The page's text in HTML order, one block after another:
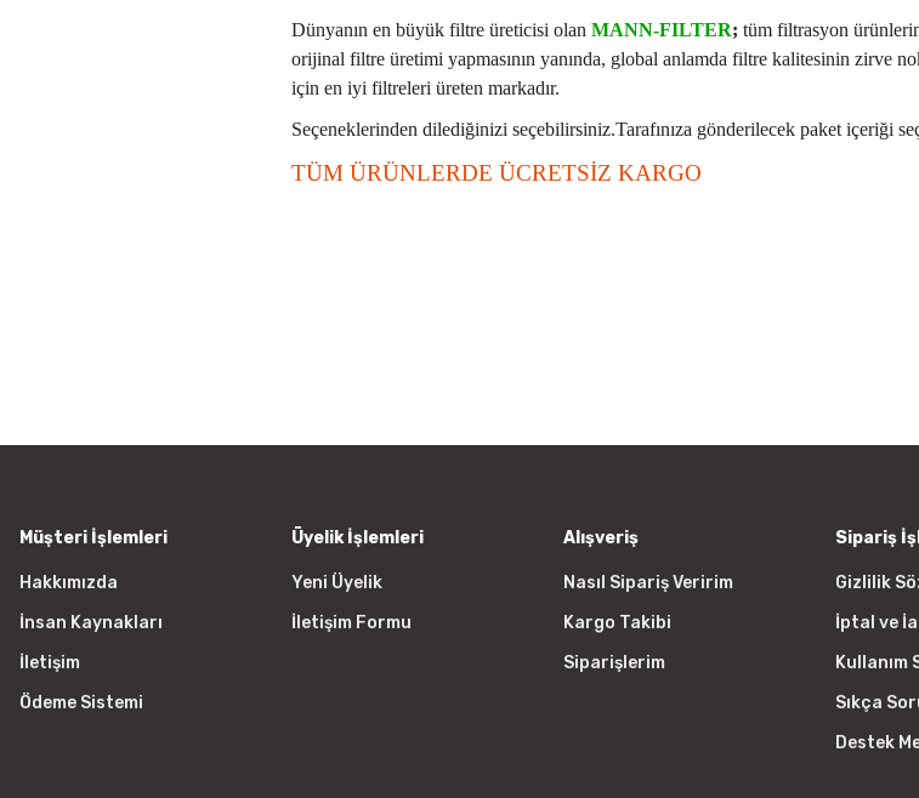
Dünyanın en büyük filtre üreticisi olan MANN-FILTER; tüm filtrasyon
orijinal filtre üretimi yapmasının yanında, global anlamda filtre kalitesinin zirve
için en iyi filtreleri üreten markadır.
Seçeneklerinden dilediğinizi seçebilirsiniz.Tarafınıza gönderilecek paket içeriği
TÜM ÜRÜNLERDE ÜCRETSİZ KARGO
Gönder
Müşteri İşlemleri
Hakkımızda
İnsan Kaynakları
İletişim
Ödeme Sistemi
Üyelik İşlemleri
Yeni Üyelik
İletişim Formu
Alışveriş
Nasıl Sipariş Veririm
Kargo Takibi
Siparişlerim
Sipariş
Gizlilik
İptal ve
Kullanım
Sıkça
Destek